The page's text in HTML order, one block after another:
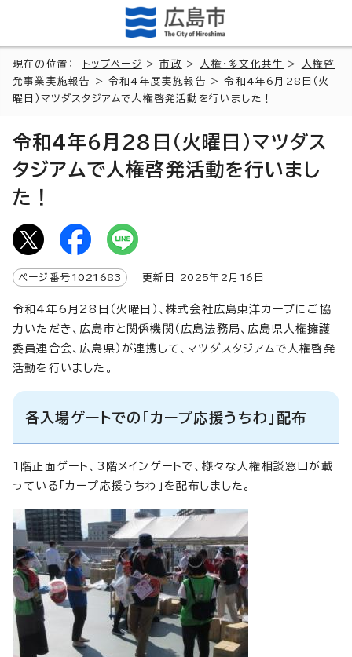
現在の位置： トップページ >市政 > 人権・多文化共生 >
人権啓
発事業実施報告
>令和4年度実施報告
> 令和4年6月28日（火
曜日）マツダスタジアムで人権啓発活動を行いました！
令和4年6月28日（火曜日）マツダス
タジアムで人権啓発活動を行いまし
た！
ページ番号 1021683 更新日 2025年2月 16 日
令和4年6月28日（火曜日）、株式会社広島東洋カープにご協
力いただき、広島市と関係機関（広島法務局、広島県人権擁護
委員連合会、広島県）が連携して、マツダスタジアムで人権啓発
活動を行いました。
各入場ゲートでの「カープ応援うちわ」配布
1階正面ゲート、3階メインゲートで、様々な人権相談窓口が載
っている「カープ応援うちわ」を配布しました。